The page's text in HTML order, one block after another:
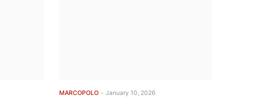
MARCOPOLO - January 10, 2026